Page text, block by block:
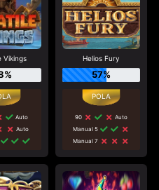
Vikings
Auto
Auto
Helios Fury
57%
90
Auto
Manual 5
Manual 7